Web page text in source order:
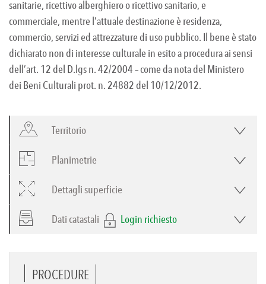
sanitarie, ricettivo alberghiero o ricettivo sanitario, e
commerciale, mentre l’attuale destinazione è residenza,
commercio, servizi ed attrezzature di uso pubblico. Il bene è stato
dichiarato non di interesse culturale in esito a procedura ai sensi
dell’art. 12 del D.lgs n. 42/2004 – come da nota del Ministero
dei Beni Culturali prot. n. 24882 del 10/12/2012.
Territorio
Planimetrie
Dettagli superficie
Dati catastali Login richiesto
PROCEDURE